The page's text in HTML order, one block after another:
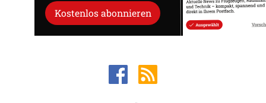
Kostenlos abonnieren